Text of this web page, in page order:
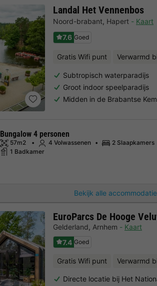
Landal Het Vennenbos
Noord-brabant, Hapert
Kaart
7.6 Goed
Gratis Wifi punt Verwarmd
Subtropisch waterparadijs
Groot indoor speelparadijs
Midden in de Brabantse
Bekijk alle
Bungalow 4 personen
57m2 4 Volwassenen
2 Slaapkamers
1 Badkamer
EuroParcs De Hooge
Gelderland, Arnhem
Kaart
7.4 Goed
Gratis Wifi punt Verwarmd
Directe locatie bij Het